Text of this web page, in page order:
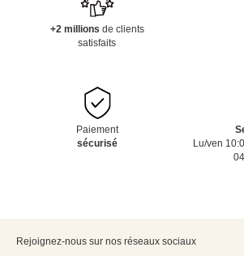
+2 millions de clients
satisfaits
Paiement
sécurisé
Lu/ven
Rejoignez-nous sur nos réseaux sociaux